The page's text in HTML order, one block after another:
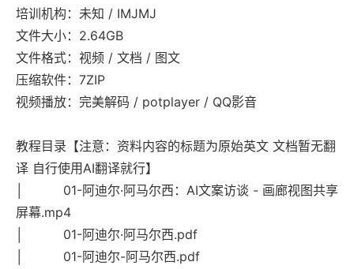
培训机构：未知 / IMJMJ
文件大小：2.64GB
文件格式：视频 / 文档 / 图文
压缩软件：7ZIP
视频播放：完美解码 / potplayer / QQ影音
教程目录【注意：资料内容的标题为原始英文 文档暂无翻
译 自行使用AI翻译就行】
│ 01-阿迪尔·阿马尔西：AI文案访谈 - 画廊视图共享
屏幕.mp4
│ 01-阿迪尔·阿马尔西.pdf
│ 01-阿迪尔-阿马尔西.pdf